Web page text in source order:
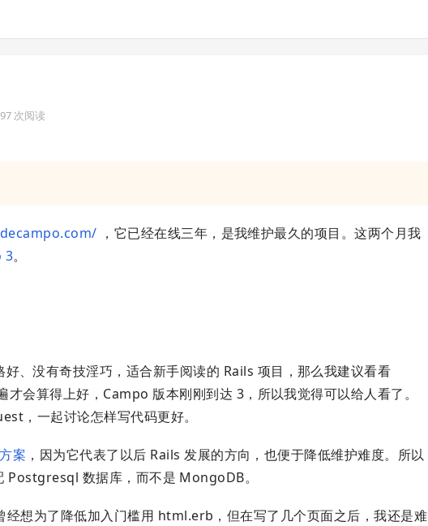
次阅读
，它已经在线三年，是我维护最久的项目。这两个月我
3。
、没有奇技淫巧，适合新手阅读的 Rails 项目，那么我建议看看
会算得上好，Campo 版本刚刚到达 3，所以我觉得可以给人看了。
，一起讨论怎样写代码更好。
案 ，因为它代表了以后 Rails 发展的方向，也便于降低维护难度。所以
数据库，而不是 MongoDB。
经想为了降低加入门槛用 html.erb，但在写了几个页面之后，我还是难